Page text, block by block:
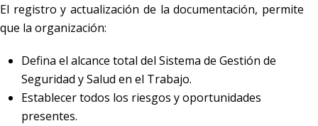
El registro y actualización de la documentación, permite
que la organización:
Defina el alcance total del Sistema de Gestión de
Seguridad y Salud en el Trabajo.
Establecer todos los riesgos y oportunidades
presentes.